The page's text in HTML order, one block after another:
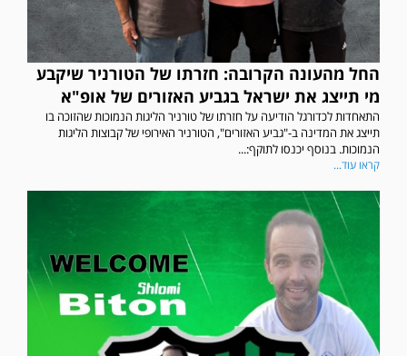
החל מהעונה הקרובה: חזרתו של הטורניר שיקבע
מי תייצג את ישראל בגביע האזורים של אופ"א
התאחדות לכדורגל הודיעה על חזרתו של טורניר הליגות הנמוכות שהזוכה בו
תייצג את המדינה ב-"גביע האזורים", הטורניר האירופי של קבוצות הליגות
הנמוכות. בנוסף יכנסו לתוקף:...
קראו עוד...